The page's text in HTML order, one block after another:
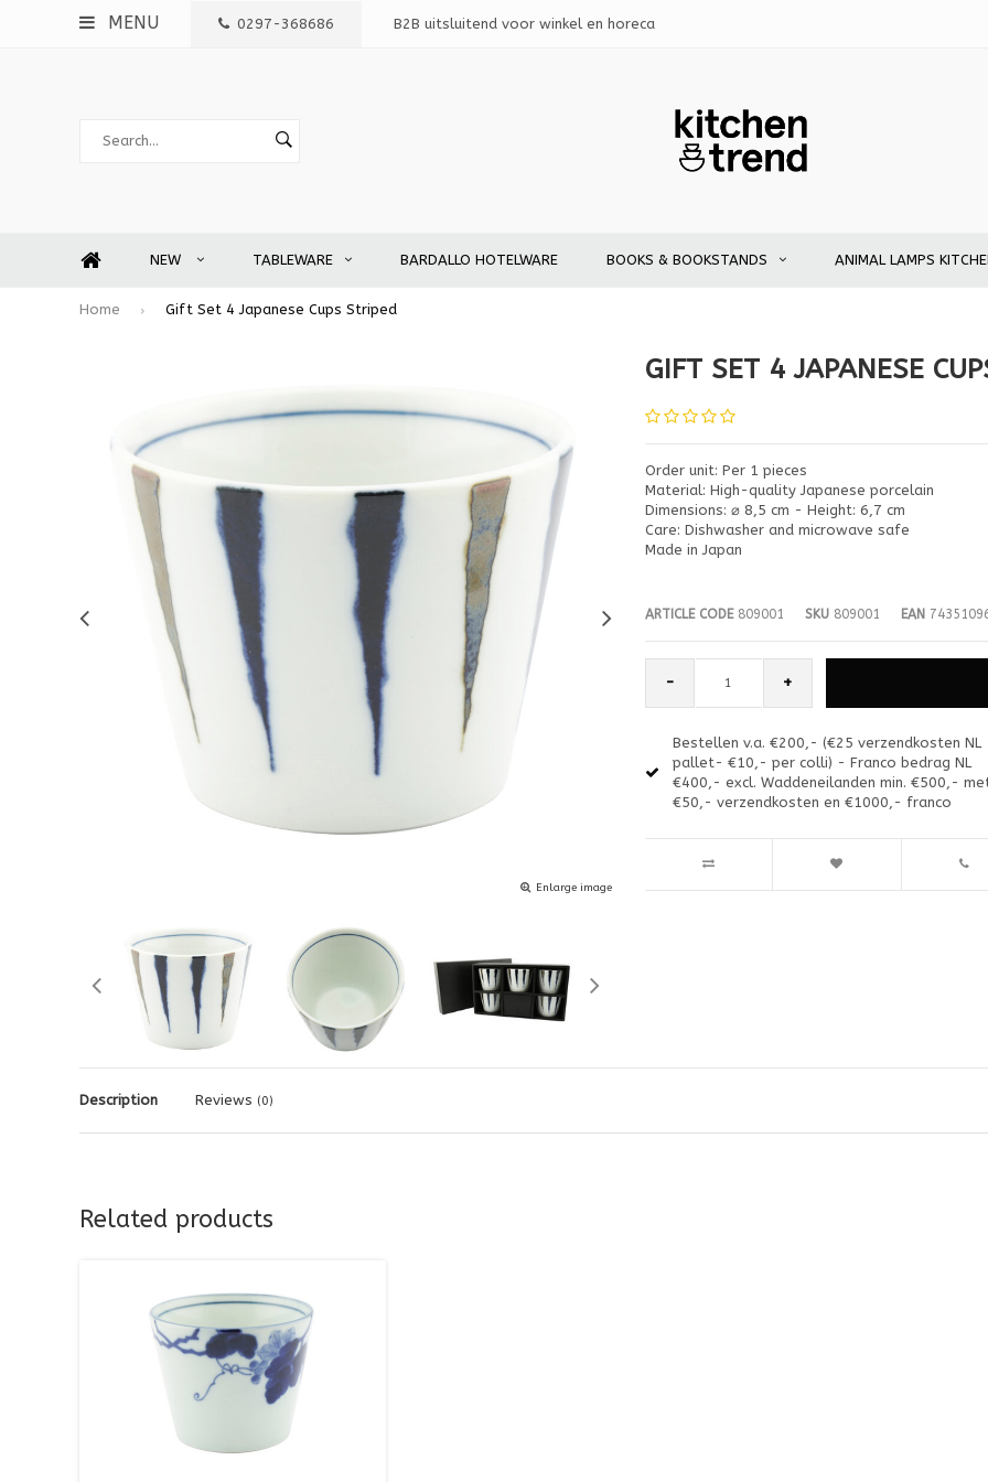
MENU 0297-368686 B2B uitsluitend voor winkel en horeca
NEW TABLEWARE BARDALLO HOTELWARE BOOKS & BOOKSTANDS ANIMAL LAMPS
Home Gift Set 4 Japanese Cups Striped
Enlarge image
GIFT SET 4 JAPANESE
Order unit: Per 1 pieces
Material: High-quality Japanese porcelain
Dimensions: ⌀ 8,5 cm - Height: 6,7 cm
Care: Dishwasher and microwave safe
Made in Japan
ARTICLE CODE809001 SKU809001 EAN
- +
Bestellen v.a. €200,- (€25 verzendkosten NL
pallet- €10,- per colli) - Franco bedrag NL
€400,- excl. Waddeneilanden min. €500,-
€50,- verzendkosten en €1000,- franco
Description Reviews (0)
Related products